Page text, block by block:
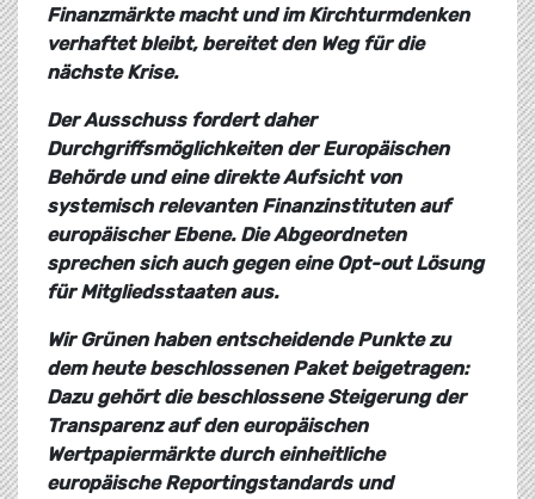
Finanzmärkte macht und im Kirchturmdenken
verhaftet bleibt, bereitet den Weg für die
nächste Krise.
Der Ausschuss fordert daher
Durchgriffsmöglichkeiten der Europäischen
Behörde und eine direkte Aufsicht von
systemisch relevanten Finanzinstituten auf
europäischer Ebene. Die Abgeordneten
sprechen sich auch gegen eine Opt-out Lösung
für Mitgliedsstaaten aus.
Wir Grünen haben entscheidende Punkte zu
dem heute beschlossenen Paket beigetragen:
Dazu gehört die beschlossene Steigerung der
Transparenz auf den europäischen
Wertpapiermärkte durch einheitliche
europäische Reportingstandards und